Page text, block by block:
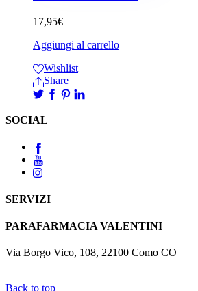
17,95€
Aggiungi al carrello
Wishlist
Share
SOCIAL
SERVIZI
PARAFARMACIA VALENTINI
Via Borgo Vico, 108, 22100 Como CO
Back to top